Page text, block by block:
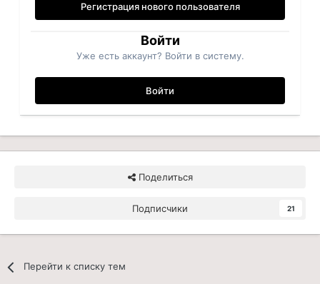
Регистрация нового пользователя
Войти
Уже есть аккаунт? Войти в систему.
Войти
Поделиться
Подписчики 21
Перейти к списку тем